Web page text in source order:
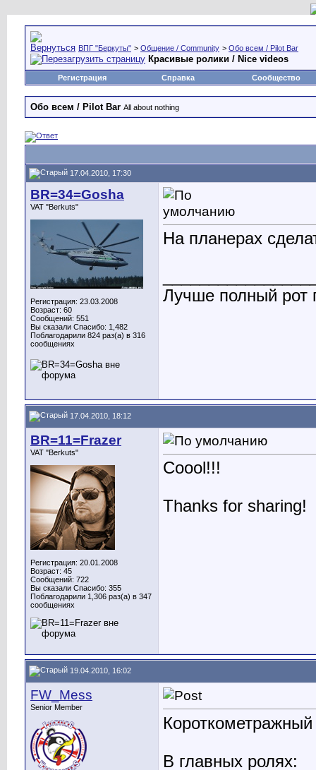
ВПГ "Беркуты" > Общение / Community > Обо всем / Pilot Bar
Красивые ролики / Nice videos
Регистрация Справка Сообщество
Обо всем / Pilot Bar All about nothing
17.04.2010, 17:30
BR=34=Gosha
VAT "Berkuts"
Регистрация: 23.03.2008
Возраст: 60
Сообщений: 551
Вы сказали Спасибо: 1,482
Поблагодарили 824 раз(а) в 316
сообщениях
На планерах
Лучше полный рот
17.04.2010, 18:12
BR=11=Frazer
VAT "Berkuts"
Регистрация: 20.01.2008
Возраст: 45
Сообщений: 722
Вы сказали Спасибо: 355
Поблагодарили 1,306 раз(а) в 347
сообщениях
Coool!!!
Thanks for sharing!
19.04.2010, 16:02
FW_Mess
Senior Member
В главных ролях: